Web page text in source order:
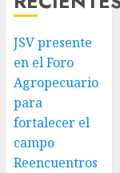
JSV presente
en el Foro
Agropecuario
para
fortalecer el
campo
Reencuentros